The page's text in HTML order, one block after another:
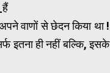
वाणों से छेदन किया था !
इतना ही नहीं बल्कि, इसके